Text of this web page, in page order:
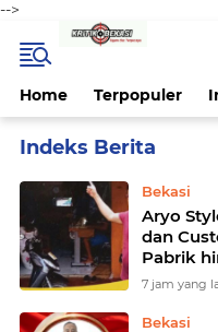
-->
Home Terpopuler
Bekasi
Aryo
dan
Pabrik
7 jam yang
Bekasi